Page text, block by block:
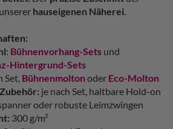
hauseigenen Näherei.
: Bühnenvorhang-Sets und
Hintergrund-Sets
Set, Bühnenmoltonoder Eco-Molton
je nach Set, haltbare Hold-on
oder robuste Leimzwingen
300 g/m²